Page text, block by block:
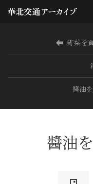
野菜を
醬油
醬油